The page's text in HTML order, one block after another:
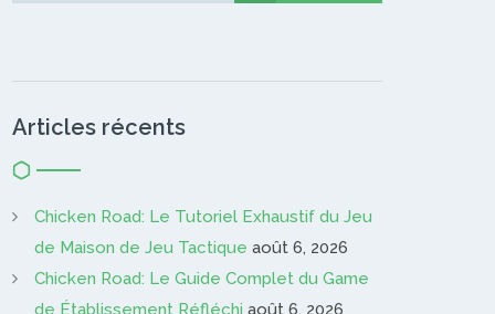
Articles récents
Chicken Road: Le Tutoriel Exhaustif du Jeu
de Maison de Jeu Tactique août 6, 2026
Chicken Road: Le Guide Complet du Game
de Établissement Réfléchi août 6, 2026